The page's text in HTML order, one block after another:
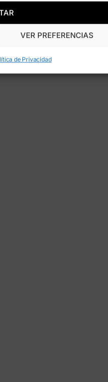
VER PREFERENCIAS
de Privacidad